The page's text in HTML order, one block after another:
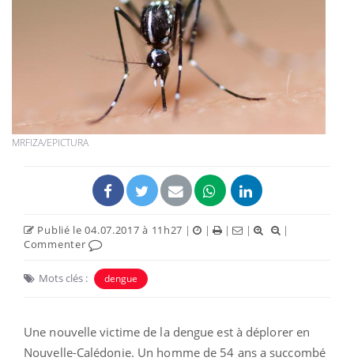
MRFIZA/EPICTURA
Publié le 04.07.2017 à 11h27 | | | |
|
Commenter
Mots clés : dengue
Une nouvelle victime de la dengue est à déplorer en
Nouvelle-Calédonie. Un homme de 54 ans a succombé